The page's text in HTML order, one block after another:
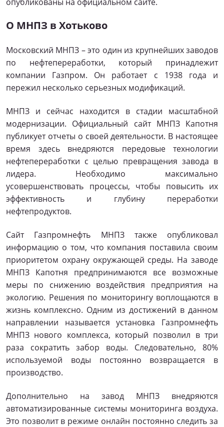
О МНПЗ в Хотьково
Московский МНПЗ – это один из крупнейших заводов
по нефтепереработки, который принадлежит
компании Газпром. Он работает с 1938 года и
пережил несколько серьезных модификаций.
МНПЗ и сейчас находится в стадии масштабной
модернизации. Официальный сайт МНПЗ Капотня
публикует отчеты о своей деятельности. В настоящее
время здесь внедряются передовые технологии
нефтепереработки с целью превращения завода в
лидера. Необходимо максимально
усовершенствовать процессы, чтобы повысить их
эффективность и глубину переработки
нефтепродуктов.
Сайт Газпромнефть МНПЗ также опубликовал
информацию о том, что компания поставила своим
приоритетом охрану окружающей среды. На заводе
МНПЗ Капотня предпринимаются все возможные
меры по снижению воздействия предприятия на
экологию. Решения по мониторингу воплощаются в
жизнь комплексно. Одним из достижений в данном
направлении называется установка Газпромнефть
МНПЗ нового комплекса, который позволил в три
раза сократить забор воды. Следовательно, 80%
используемой воды постоянно возвращается в
производство.
Дополнительно на завод МНПЗ внедряются
автоматизированные системы мониторинга воздуха.
Это позволит в режиме онлайн постоянно следить за